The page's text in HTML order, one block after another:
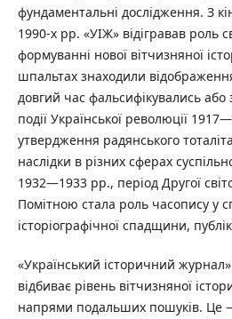
фундаментальні дослідження. З
1990-х рр. «УІЖ» відігравав роль
формуванні нової вітчизняної
шпальтах знаходили відображення
довгий час фальсифікувались
події Української революції
утвердження радянського
наслідки в різних сферах
1932—1933 рр., період Другої
Помітною стала роль часопису у
історіографічної спадщини,
«Український історичний журнал»
відбиває рівень вітчизняної
напрями подальших пошуків. Це